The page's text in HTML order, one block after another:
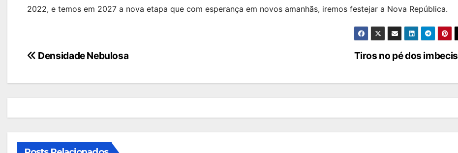
2022, e temos em 2027 a nova etapa que com esperança em novos amanhãs, iremos festejar a Nova República.
Navegação
Tiros no pé dos imbecis
Densidade Nebulosa